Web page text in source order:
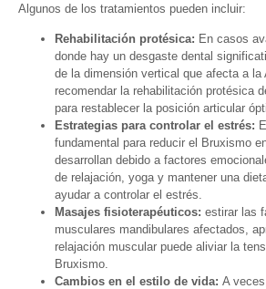
Algunos de los tratamientos pueden incluir:
Rehabilitación protésica: En casos
donde hay un desgaste dental
de la dimensión vertical que afecta a la
recomendar la rehabilitación protésica
para restablecer la posición articular
Estrategias para controlar el estrés:
fundamental para reducir el Bruxismo
desarrollan debido a factores
de relajación, yoga y mantener una
ayudar a controlar el estrés.
Masajes fisioterapéuticos: estirar las
musculares mandibulares afectados,
relajación muscular puede aliviar la
Bruxismo.
Cambios en el estilo de vida: A